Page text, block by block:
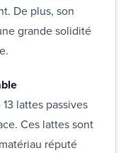
De plus, son
grande solidité
lattes passives
Ces lattes sont
réputé